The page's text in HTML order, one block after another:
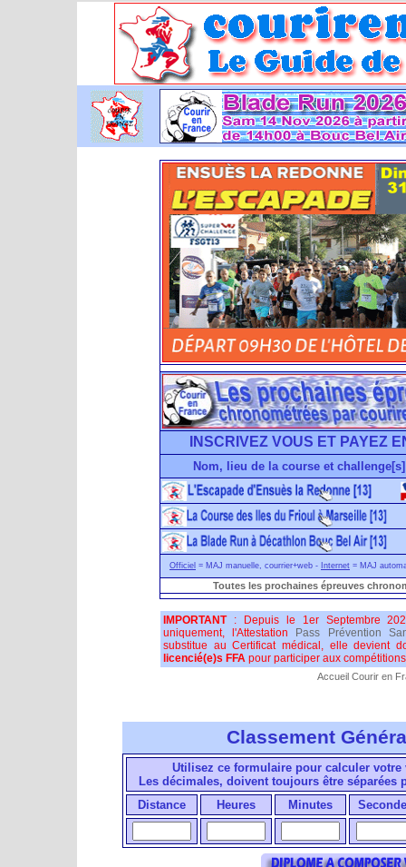
INSCRIVEZ VOUS ET PAYEZ
Nom, lieu de la course et challenge[s]
Officiel = MAJ manuelle, courrier+web - Internet = MAJ
Toutes les prochaines épreuves
IMPORTANT: Depuis le 1er Septembre
uniquement, l'Attestation
Pass Prévention
substitue au Certificat médical, elle devient
licencié(e)s FFA pour participer aux
Accueil Courir en
Classement
Utilisez ce formulaire pour calculer votre
Les décimales, doivent toujours être séparées
Distance
Heures Minutes